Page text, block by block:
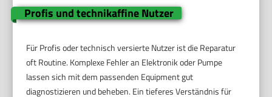
Profis und technikaffine Nutzer
Für Profis oder technisch versierte Nutzer ist die Reparatur
oft Routine. Komplexe Fehler an Elektronik oder Pumpe
lassen sich mit dem passenden Equipment gut
diagnostizieren und beheben. Ein tieferes Verständnis für